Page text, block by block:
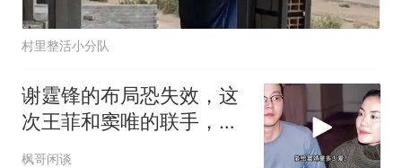
村里整活小分队
谢霆锋的布局恐失效，这
次王菲和窦唯的联手，给
离异夫妻上了一课
枫哥闲谈